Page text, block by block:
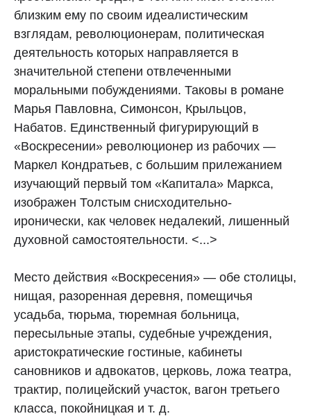
близким ему по своим идеалистическим
взглядам, революционерам, политическая
деятельность которых направляется в
значительной степени отвлеченными
моральными побуждениями. Таковы в романе
Марья Павловна, Симонсон, Крыльцов,
Набатов. Единственный фигурирующий в
«Воскресении» революционер из рабочих —
Маркел Кондратьев, с большим прилежанием
изучающий первый том «Капитала» Маркса,
изображен Толстым снисходительно-
иронически, как человек недалекий, лишенный
духовной самостоятельности. <...>
Место действия «Воскресения» — обе столицы,
нищая, разоренная деревня, помещичья
усадьба, тюрьма, тюремная больница,
пересыльные этапы, судебные учреждения,
аристократические гостиные, кабинеты
сановников и адвокатов, церковь, ложа театра,
трактир, полицейский участок, вагон третьего
класса, покойницкая и т. д.